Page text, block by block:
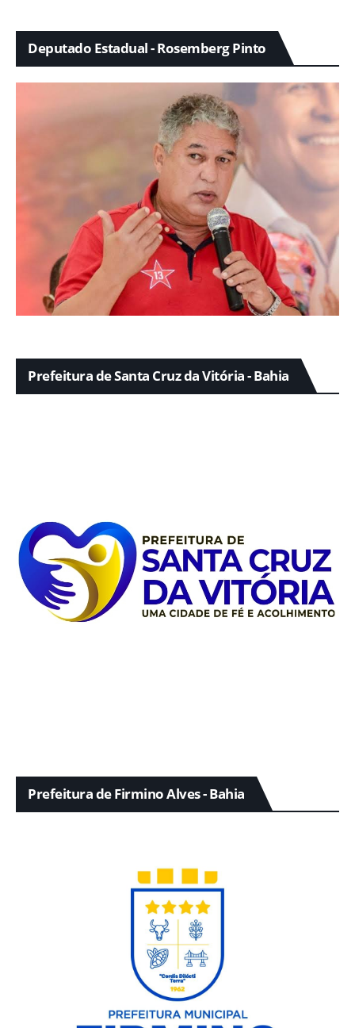
Deputado Estadual - Rosemberg Pinto
Prefeitura de Santa Cruz da Vitória - Bahia
Prefeitura de Firmino Alves - Bahia